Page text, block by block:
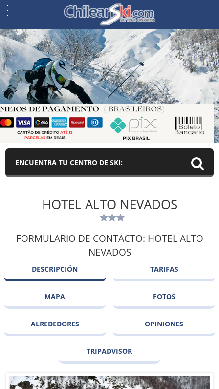
ENCUENTRA TU CENTRO DE SKI:
HOTEL ALTO NEVADOS
FORMULARIO DE CONTACTO: HOTEL ALTO
NEVADOS
DESCRIPCIÓN TARIFAS
MAPA FOTOS
ALREDEDORES OPINIONES
TRIPADVISOR